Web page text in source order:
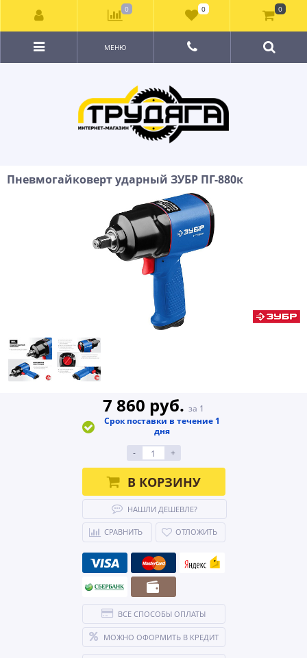
МЕНЮ
Пневмогайковерт ударный ЗУБР ПГ-880к
7 860 руб. за 1
Срок поставки в течение 1
дня
-
+
В КОРЗИНУ
НАШЛИ ДЕШЕВЛЕ?
СРАВНИТЬ ОТЛОЖИТЬ
ВСЕ СПОСОБЫ ОПЛАТЫ
МОЖНО ОФОРМИТЬ В КРЕДИТ
0 0 0